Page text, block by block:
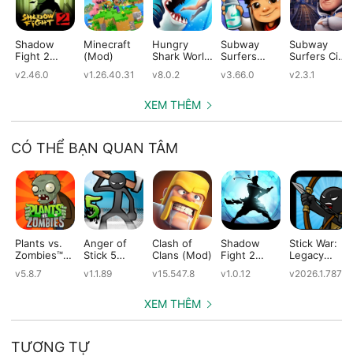
Shadow
Fight 2
v2.46.0
Minecraft
(Mod)
v1.26.40.31
Hungry
Shark World
v8.0.2
Subway
Surfers
v3.66.0
Subway
Surfers City
v2.3.1
XEM THÊM
CÓ THỂ BẠN QUAN TÂM
Plants vs.
Zombies™
v5.8.7
Anger of
Stick 5
v1.1.89
Clash of
Clans (Mod)
v15.547.8
Shadow
Fight 2
Edition
v1.0.12
Stick War:
Legacy
v2026.1.787
XEM THÊM
TƯƠNG TỰ